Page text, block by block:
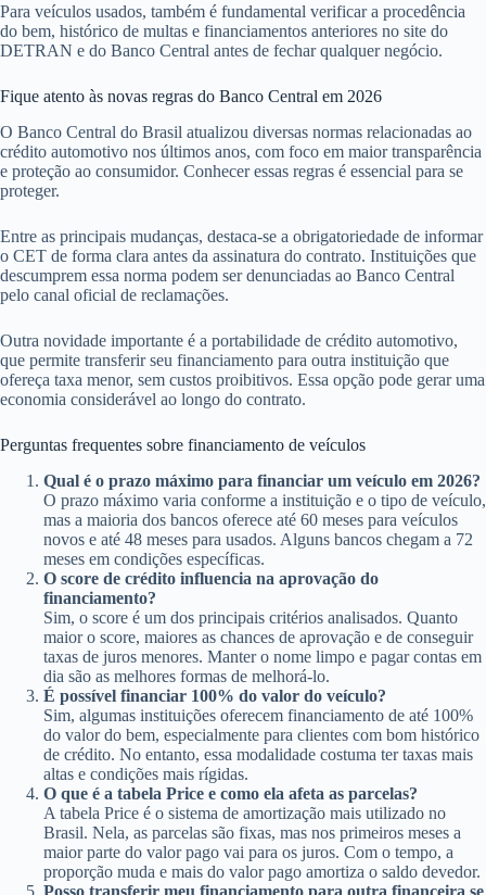
Para veículos usados, também é fundamental verificar a procedência
do bem, histórico de multas e financiamentos anteriores no site do
DETRAN e do Banco Central antes de fechar qualquer negócio.
Fique atento às novas regras do Banco Central em 2026
O Banco Central do Brasil atualizou diversas normas relacionadas ao
crédito automotivo nos últimos anos, com foco em maior transparência
e proteção ao consumidor. Conhecer essas regras é essencial para se
proteger.
Entre as principais mudanças, destaca-se a obrigatoriedade de informar
o CET de forma clara antes da assinatura do contrato. Instituições que
descumprem essa norma podem ser denunciadas ao Banco Central
pelo canal oficial de reclamações.
Outra novidade importante é a portabilidade de crédito automotivo,
que permite transferir seu financiamento para outra instituição que
ofereça taxa menor, sem custos proibitivos. Essa opção pode gerar uma
economia considerável ao longo do contrato.
Perguntas frequentes sobre financiamento de veículos
Qual é o prazo máximo para financiar um veículo em 2026?
O prazo máximo varia conforme a instituição e o tipo de veículo,
mas a maioria dos bancos oferece até 60 meses para veículos
novos e até 48 meses para usados. Alguns bancos chegam a 72
meses em condições específicas.
O score de crédito influencia na aprovação do
financiamento?
Sim, o score é um dos principais critérios analisados. Quanto
maior o score, maiores as chances de aprovação e de conseguir
taxas de juros menores. Manter o nome limpo e pagar contas em
dia são as melhores formas de melhorá-lo.
É possível financiar 100% do valor do veículo?
Sim, algumas instituições oferecem financiamento de até 100%
do valor do bem, especialmente para clientes com bom histórico
de crédito. No entanto, essa modalidade costuma ter taxas mais
altas e condições mais rígidas.
O que é a tabela Price e como ela afeta as parcelas?
A tabela Price é o sistema de amortização mais utilizado no
Brasil. Nela, as parcelas são fixas, mas nos primeiros meses a
maior parte do valor pago vai para os juros. Com o tempo, a
proporção muda e mais do valor pago amortiza o saldo devedor.
Posso transferir meu financiamento para outra financeira se